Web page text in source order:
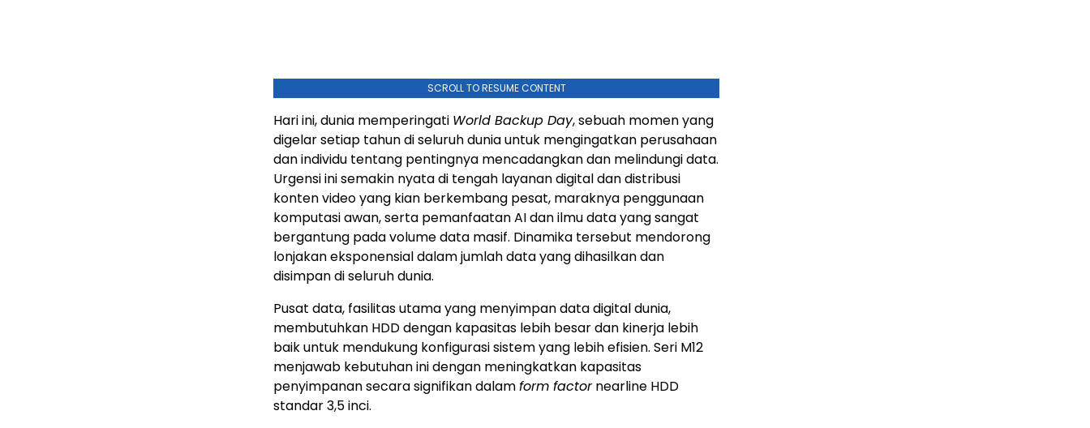
SCROLL TO RESUME CONTENT
Hari ini, dunia memperingati World Backup Day, sebuah momen yang
digelar setiap tahun di seluruh dunia untuk mengingatkan perusahaan
dan individu tentang pentingnya mencadangkan dan melindungi data.
Urgensi ini semakin nyata di tengah layanan digital dan distribusi
konten video yang kian berkembang pesat, maraknya penggunaan
komputasi awan, serta pemanfaatan AI dan ilmu data yang sangat
bergantung pada volume data masif. Dinamika tersebut mendorong
lonjakan eksponensial dalam jumlah data yang dihasilkan dan
disimpan di seluruh dunia.
Pusat data, fasilitas utama yang menyimpan data digital dunia,
membutuhkan HDD dengan kapasitas lebih besar dan kinerja lebih
baik untuk mendukung konfigurasi sistem yang lebih efisien. Seri M12
menjawab kebutuhan ini dengan meningkatkan kapasitas
penyimpanan secara signifikan dalamform factornearline HDD
standar 3,5 inci.